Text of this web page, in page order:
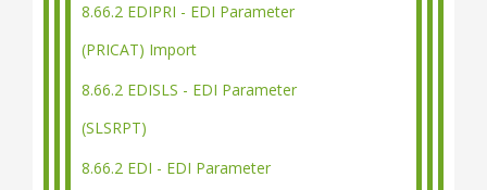
8.66.2 EDIPRI - EDI Parameter
(PRICAT) Import
8.66.2 EDISLS - EDI Parameter
(SLSRPT)
8.66.2 EDI - EDI Parameter